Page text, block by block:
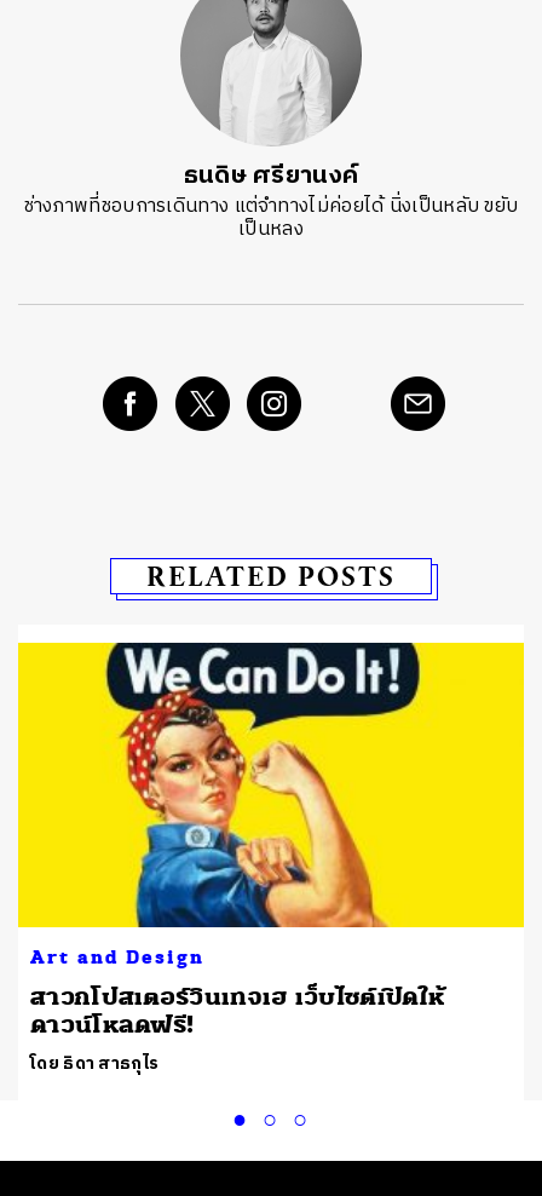
ธนดิษ​ ศรี​ยา​นงค์​
ช่างภาพที่ชอบการเดินทาง แต่จำทางไม่ค่อยได้ นิ่งเป็นหลับ ขยับ
เป็นหลง
RELATED POSTS
Art and Design
สาวกโปสเตอร์วินเทจเฮ เว็บไซต์เปิดให้
ดาวน์โหลดฟรี!
โดย ธิดา สาธกุไร